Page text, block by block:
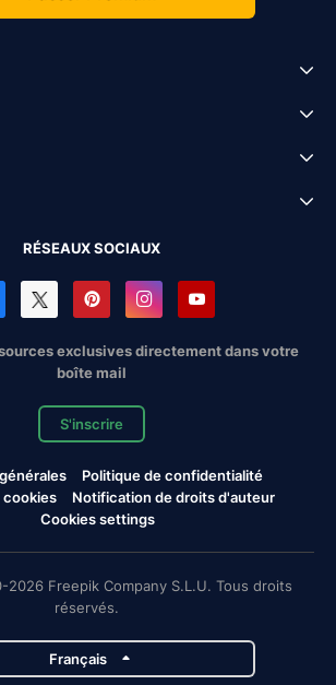
RÉSEAUX SOCIAUX
exclusives directement dans votre
boîte mail
S'inscrire
Politique de confidentialité
cookies
Notification de droits d'auteur
Cookies settings
Freepik Company S.L.U. Tous droits
réservés.
Français